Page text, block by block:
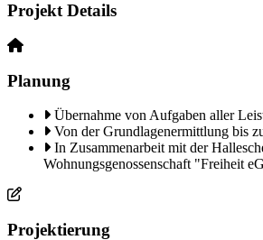
Projekt Details
Planung
Übernahme von Aufgaben aller
Von der Grundlagenermittlung bis
In Zusammenarbeit mit der
Wohnungsgenossenschaft "Freiheit
Projektierung